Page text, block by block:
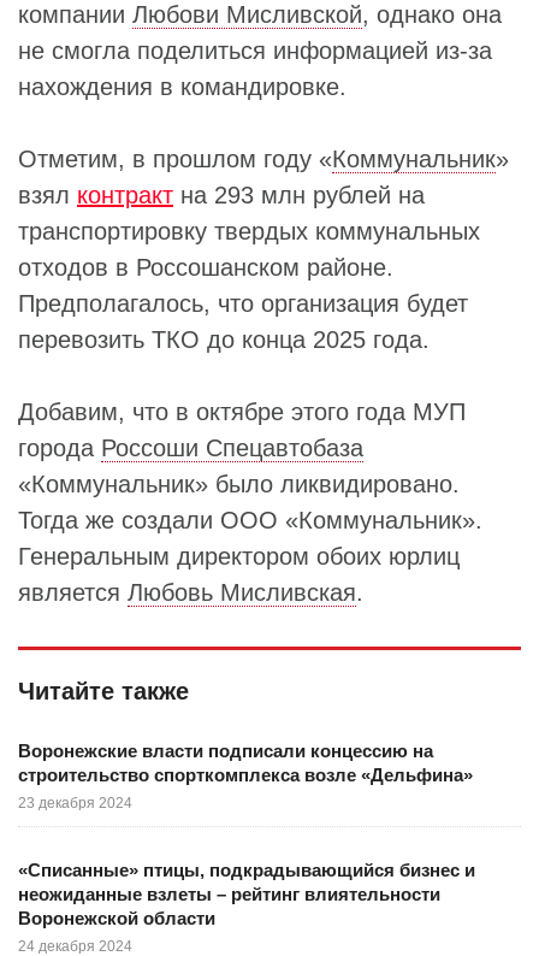
компании Любови Мисливской, однако она
не смогла поделиться информацией из-за
нахождения в командировке.
Отметим, в прошлом году «Коммунальник»
взял контракт на 293 млн рублей на
транспортировку твердых коммунальных
отходов в Россошанском районе.
Предполагалось, что организация будет
перевозить ТКО до конца 2025 года.
Добавим, что в октябре этого года МУП
города Россоши Спецавтобаза
«Коммунальник» было ликвидировано.
Тогда же создали ООО «Коммунальник».
Генеральным директором обоих юрлиц
является Любовь Мисливская.
Читайте также
Воронежские власти подписали концессию на
строительство спорткомплекса возле «Дельфина»
23 декабря 2024
«Списанные» птицы, подкрадывающийся бизнес и
неожиданные взлеты – рейтинг влиятельности
Воронежской области
24 декабря 2024